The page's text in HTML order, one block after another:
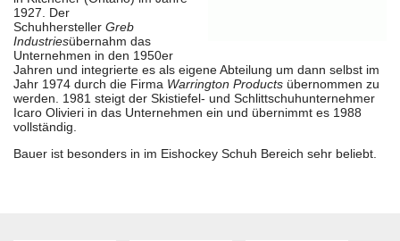
1927. Der
Schuhhersteller Greb
Industriesübernahm das
Unternehmen in den 1950er
Jahren und integrierte es als eigene Abteilung um dann selbst im
Jahr 1974 durch die Firma Warrington Products übernommen zu
werden. 1981 steigt der Skistiefel- und Schlittschuhunternehmer
Icaro Olivieri in das Unternehmen ein und übernimmt es 1988
vollständig.
Bauer ist besonders in im Eishockey Schuh Bereich sehr beliebt.